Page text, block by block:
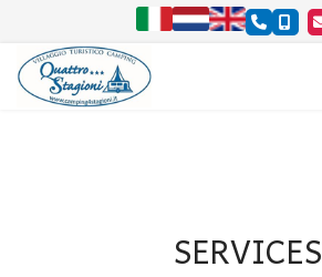
Select your language
SERVICES